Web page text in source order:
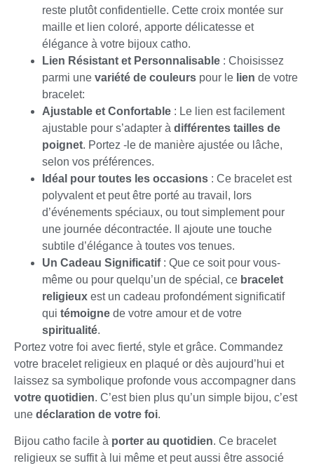
reste plutôt confidentielle. Cette croix montée sur
maille et lien coloré, apporte délicatesse et
élégance à votre bijoux catho.
Lien Résistant et Personnalisable : Choisissez
parmi une variété de couleurs pour le lien de votre
bracelet:
Ajustable et Confortable : Le lien est facilement
ajustable pour s’adapter à différentes tailles de
poignet. Portez -le de manière ajustée ou lâche,
selon vos préférences.
Idéal pour toutes les occasions : Ce bracelet est
polyvalent et peut être porté au travail, lors
d’événements spéciaux, ou tout simplement pour
une journée décontractée. Il ajoute une touche
subtile d’élégance à toutes vos tenues.
Un Cadeau Significatif: Que ce soit pour vous-
même ou pour quelqu’un de spécial, ce bracelet
religieux est un cadeau profondément significatif
qui témoigne de votre amour et de votre
spiritualité.
Portez votre foi avec fierté, style et grâce. Commandez
votre bracelet religieux en plaqué or dès aujourd’hui et
laissez sa symbolique profonde vous accompagner dans
votre quotidien. C’est bien plus qu’un simple bijou, c’est
une déclaration de votre foi.
Bijou catho facile à porter au quotidien. Ce bracelet
religieux se suffit à lui même et peut aussi être associé